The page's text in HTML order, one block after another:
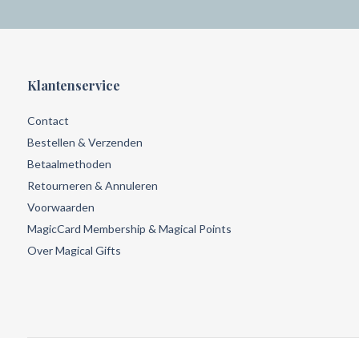
Klantenservice
Contact
Bestellen & Verzenden
Betaalmethoden
Retourneren & Annuleren
Voorwaarden
MagicCard Membership & Magical Points
Over Magical Gifts